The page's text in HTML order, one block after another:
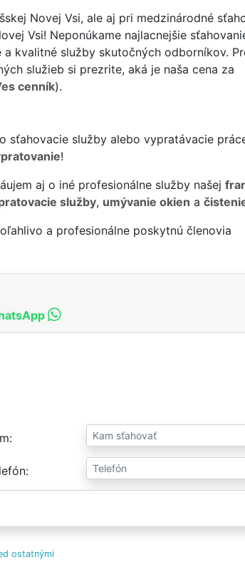
Novej Vsi, ale aj pri medzinárodné
Vsi! Neponúkame najlacnejšie
kvalitné služby skutočných odborníkov.
služieb si prezrite, aká je naša cena za
cenník).
sťahovacie služby alebo vypratávacie
!
aj o iné profesionálne služby našej
služby, umývanie okien a
a profesionálne poskytnú členovia
ostatnými